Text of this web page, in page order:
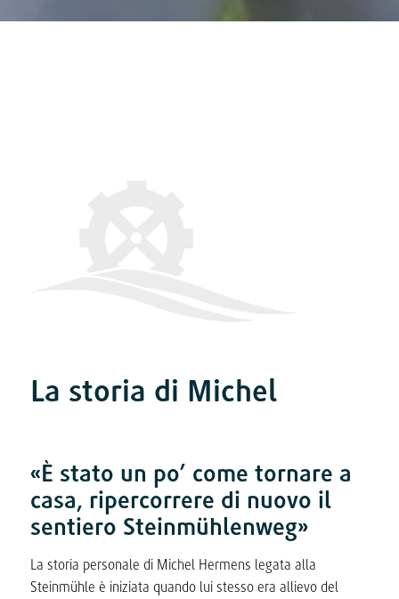
La storia di Michel
«È stato un po’ come tornare a
casa, ripercorrere di nuovo il
sentiero Steinmühlenweg»
La storia personale di Michel Hermens legata alla
Steinmühle è iniziata quando lui stesso era allievo del